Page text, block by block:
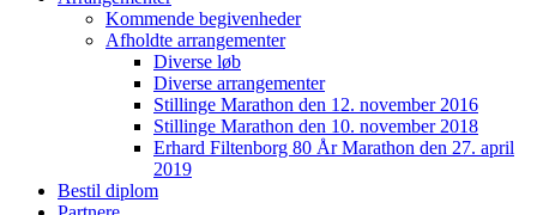
Kommende begivenheder
Afholdte arrangementer
Diverse løb
Diverse arrangementer
Stillinge Marathon den 12. november 2016
Stillinge Marathon den 10. november 2018
Erhard Filtenborg 80 År Marathon den 27. april
2019
Bestil diplom